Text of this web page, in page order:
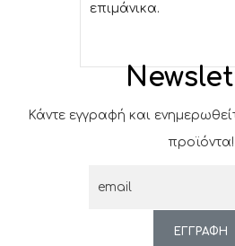
επιμάνικα.
Κάντε εγγραφή και
προϊόντα!
ΕΓΓΡΑΦΗ